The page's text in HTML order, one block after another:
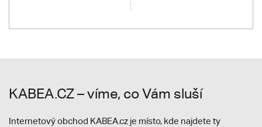
KABEA.CZ – víme, co Vám sluší
Internetový obchod KABEA.cz je místo, kde najdete ty